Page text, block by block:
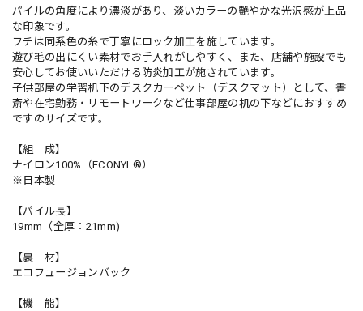
パイルの角度により濃淡があり、淡いカラーの艶やかな光沢感が上品
な印象です。
フチは同系色の糸で丁寧にロック加工を施しています。
遊び毛の出にくい素材でお手入れがしやすく、また、店舗や施設でも
安心してお使いいただける防炎加工が施されています。
子供部屋の学習机下のデスクカーペット（デスクマット）として、書
斎や在宅勤務・リモートワークなど仕事部屋の机の下などにおすすめ
ですのサイズです。
【組 成】
ナイロン100%（ECONYL®）
※日本製
【パイル長】
19mm（全厚：21mm)
【裏 材】
エコフュージョンバック
【機 能】